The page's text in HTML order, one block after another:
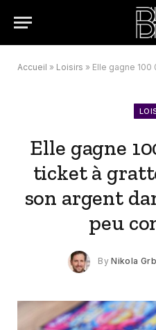
Accueil » Loisirs » Elle gagne 100 000€ sur un
Elle gagne
ticket à
son argent
peu
By Nikola